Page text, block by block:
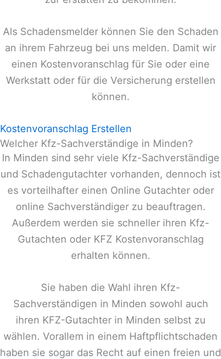
Als Schadensmelder können Sie den Schaden
an ihrem Fahrzeug bei uns melden. Damit wir
einen Kostenvoranschlag für Sie oder eine
Werkstatt oder für die Versicherung erstellen
können.
Kostenvoranschlag Erstellen
Welcher Kfz-Sachverständige in Minden?
In Minden sind sehr viele Kfz-Sachverständige
und Schadengutachter vorhanden, dennoch ist
es vorteilhafter einen Online Gutachter oder
online Sachverständiger zu beauftragen.
Außerdem werden sie schneller ihren Kfz-
Gutachten oder KFZ Kostenvoranschlag
erhalten können.
Sie haben die Wahl ihren Kfz-
Sachverständigen in Minden sowohl auch
ihren KFZ-Gutachter in Minden selbst zu
wählen. Vorallem in einem Haftpflichtschaden
haben sie sogar das Recht auf einen freien und